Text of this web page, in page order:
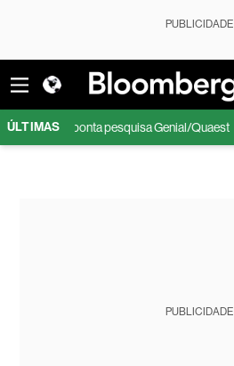
PUBLICIDADE
ÚLTIMAS
diminui, aponta pesquisa Genial/Quaest
PUBLICIDADE